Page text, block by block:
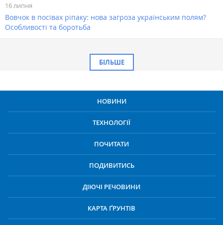
16 липня
Вовчок в посівах ріпаку: нова загроза українським полям?
Особливості та боротьба
БІЛЬШЕ
НОВИНИ
ТЕХНОЛОГІЇ
ПОЧИТАТИ
ПОДИВИТИСЬ
ДІЮЧІ РЕЧОВИНИ
КАРТА ҐРУНТІВ